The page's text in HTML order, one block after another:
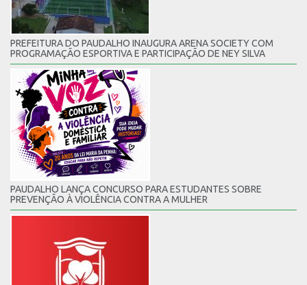
PREFEITURA DO PAUDALHO INAUGURA ARENA SOCIETY COM
PROGRAMAÇÃO ESPORTIVA E PARTICIPAÇÃO DE NEY SILVA
PAUDALHO LANÇA CONCURSO PARA ESTUDANTES SOBRE
PREVENÇÃO À VIOLÊNCIA CONTRA A MULHER